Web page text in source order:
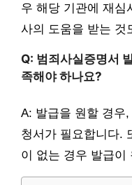
우 해당 기관에 재심
사의 도움을 받는 것
Q: 범죄사실증명서
족해야 하나요?
A: 발급을 원할 경우
청서가 필요합니다.
이 없는 경우 발급이